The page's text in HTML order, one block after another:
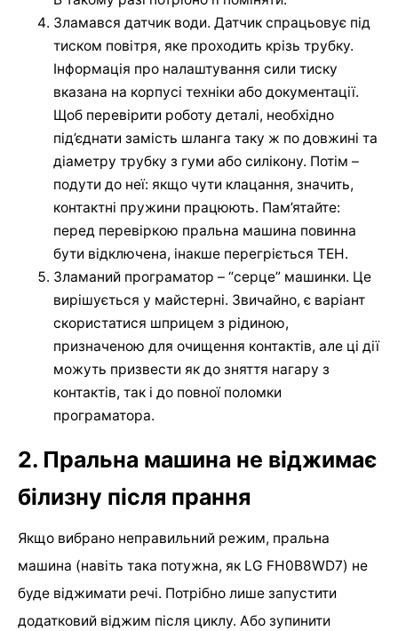
Зламався датчик води. Датчик спрацьовує під
тиском повітря, яке проходить крізь трубку.
Інформація про налаштування сили тиску
вказана на корпусі техніки або документації.
Щоб перевірити роботу деталі, необхідно
під’єднати замість шланга таку ж по довжині та
діаметру трубку з гуми або силікону. Потім –
подути до неї: якщо чути клацання, значить,
контактні пружини працюють. Пам’ятайте:
перед перевіркою пральна машина повинна
бути відключена, інакше перегріється ТЕН.
Зламаний програматор – “серце” машинки. Це
вирішується у майстерні. Звичайно, є варіант
скористатися шприцем з рідиною,
призначеною для очищення контактів, але ці дії
можуть призвести як до зняття нагару з
контактів, так і до повної поломки
програматора.
2. Пральна машина не віджимає
білизну після прання
Якщо вибрано неправильний режим, пральна
машина (навіть така потужна, як LG FH0B8WD7) не
буде віджимати речі. Потрібно лише запустити
додатковий віджим після циклу. Або зупинити